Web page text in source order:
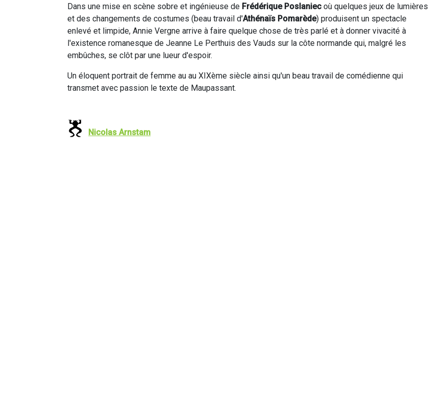
Dans une mise en scène sobre et ingénieuse de Frédérique Poslaniec où quelques jeux de lumières
et des changements de costumes (beau travail d'Athénaïs Pomarède) produisent un spectacle
enlevé et limpide, Annie Vergne arrive à faire quelque chose de très parlé et à donner vivacité à
l'existence romanesque de Jeanne Le Perthuis des Vauds sur la côte normande qui, malgré les
embûches, se clôt par une lueur d'espoir.
Un éloquent portrait de femme au au XIXème siècle ainsi qu'un beau travail de comédienne qui
transmet avec passion le texte de Maupassant.
Nicolas Arnstam